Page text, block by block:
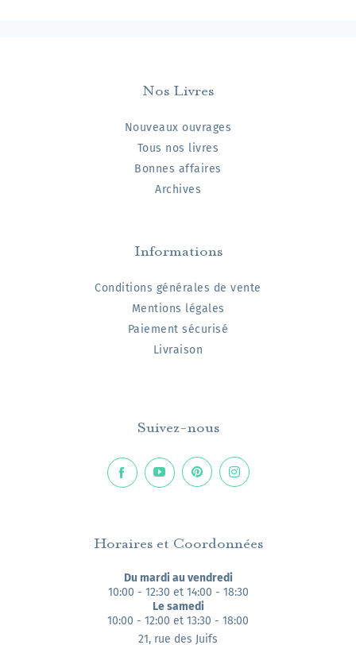
Nos Livres
Nouveaux ouvrages
Tous nos livres
Bonnes affaires
Archives
Informations
Conditions générales de vente
Mentions légales
Paiement sécurisé
Livraison
Suivez-nous
Horaires et Coordonnées
Du mardi au vendredi
10:00 - 12:30 et 14:00 - 18:30
Le samedi
10:00 - 12:00 et 13:30 - 18:00
21, rue des Juifs